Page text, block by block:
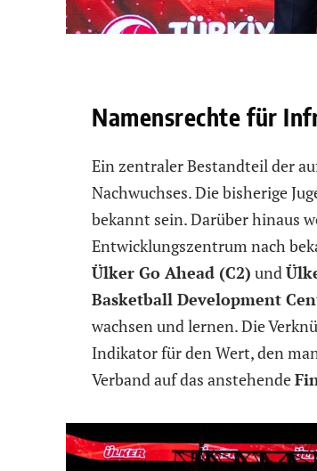
Namensrechte für
Ein zentraler Bestandteil der
Nachwuchses. Die bisherige
bekannt sein. Darüber hinaus
Entwicklungszentrum nach
Ülker Go Ahead (C2) und
Basketball Development
wachsen und lernen. Die
Indikator für den Wert, den
Verband auf das anstehende